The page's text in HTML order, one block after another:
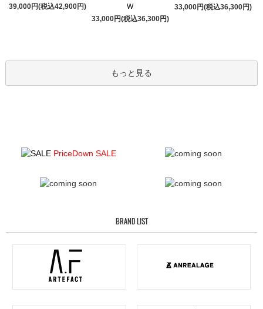
39,000円(税込42,900円)
W
33,000円(税込36,300円)
33,000円(税込36,300円)
もっと見る
PriceDown SALE
BRAND LIST